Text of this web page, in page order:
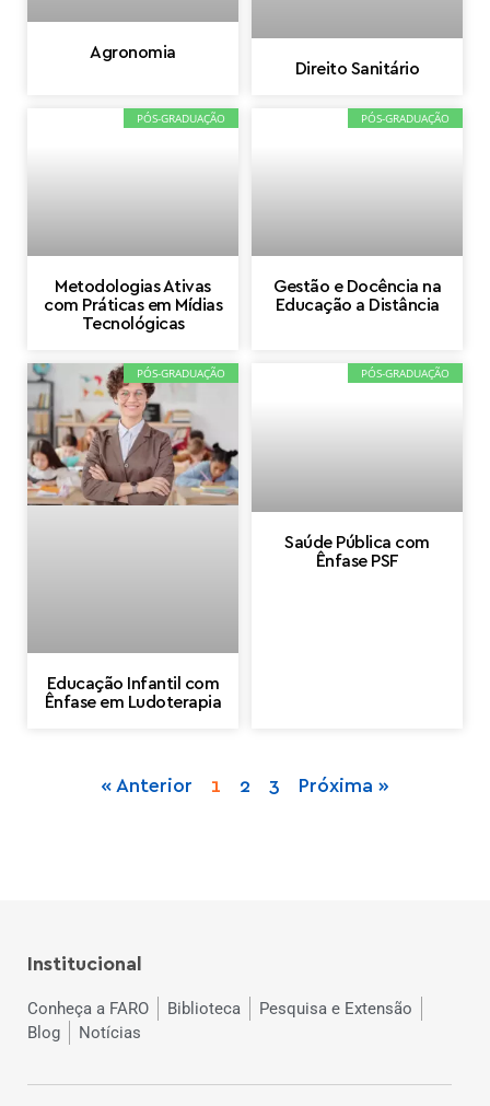
Agronomia
Direito Sanitário
PÓS-GRADUAÇÃO
Metodologias Ativas
com Práticas em Mídias
Tecnológicas
PÓS-GRADUAÇÃO
Gestão e Docência na
Educação a Distância
PÓS-GRADUAÇÃO
Educação Infantil com
Ênfase em Ludoterapia
PÓS-GRADUAÇÃO
Saúde Pública com
Ênfase PSF
« Anterior 1 2 3 Próxima »
Institucional
Conheça a FARO Biblioteca
Pesquisa e Extensão
Blog
Notícias